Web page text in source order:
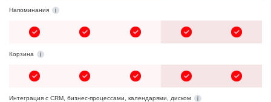
Напоминания
Корзина
Интеграция с CRM, бизнес-процессами, календарями, диском